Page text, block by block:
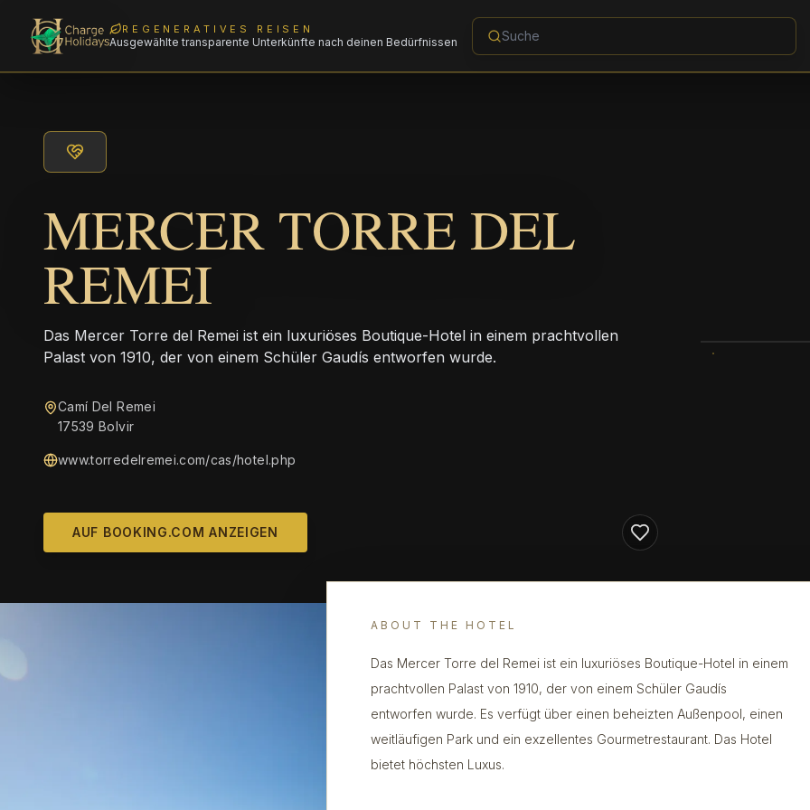
REGENERATIVES REISEN
Ausgewählte transparente Unterkünfte nach deinen Bedürfnissen
MERCER TORRE DEL
REMEI
Das Mercer Torre del Remei ist ein luxuriöses Boutique-Hotel in einem prachtvollen
Palast von 1910, der von einem Schüler Gaudís entworfen wurde.
Camí Del Remei
17539 Bolvir
www.torredelremei.com/cas/hotel.php
AUF BOOKING.COM ANZEIGEN
ABOUT THE HOTEL
Das Mercer Torre del Remei ist ein luxuriöses Boutique-Hotel in einem
prachtvollen Palast von 1910, der von einem Schüler Gaudís
entworfen wurde. Es verfügt über einen beheizten Außenpool, einen
weitläufigen Park und ein exzellentes Gourmetrestaurant. Das Hotel
bietet höchsten Luxus.